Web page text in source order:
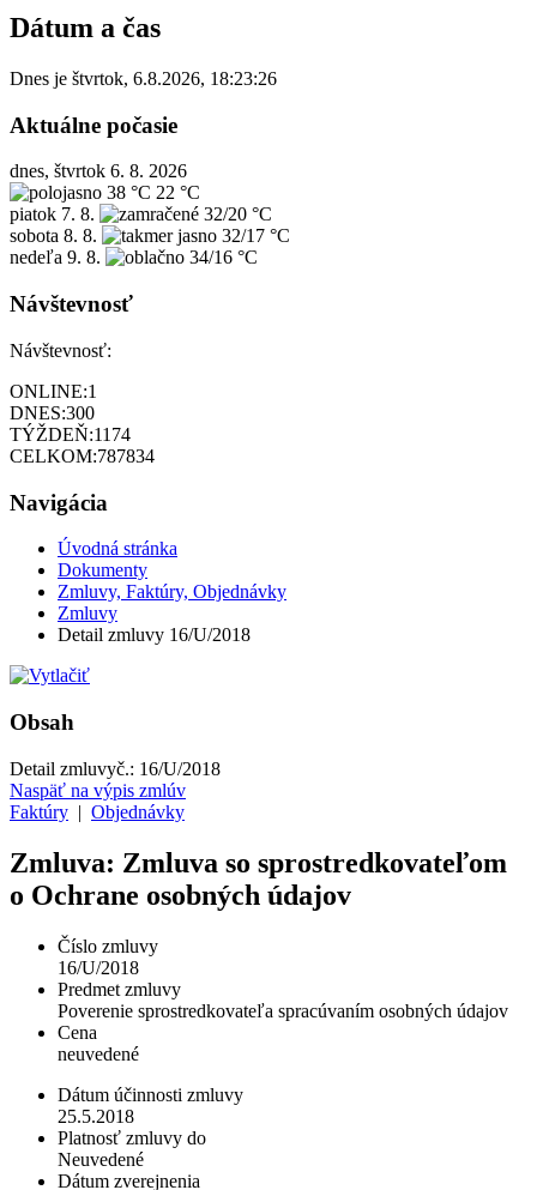
Dátum a čas
Dnes je štvrtok, 6.8.2026, 18:23:26
Aktuálne počasie
dnes, štvrtok 6. 8. 2026
38 °C 22 °C
piatok 7. 8.
32/20 °C
sobota 8. 8.
32/17 °C
nedeľa 9. 8. 34/16 °C
Návštevnosť
Návštevnosť:
ONLINE:1
DNES:300
TÝŽDEŇ:1174
CELKOM:787834
Navigácia
Úvodná stránka
Dokumenty
Zmluvy, Faktúry, Objednávky
Zmluvy
Detail zmluvy 16/U/2018
Obsah
Detail zmluvyč.: 16/U/2018
Naspäť na výpis zmlúv
Faktúry | Objednávky
Zmluva: Zmluva so sprostredkovateľom
o Ochrane osobných údajov
Číslo zmluvy
16/U/2018
Predmet zmluvy
Poverenie sprostredkovateľa spracúvaním osobných údajov
Cena
neuvedené
Dátum účinnosti zmluvy
25.5.2018
Platnosť zmluvy do
Neuvedené
Dátum zverejnenia